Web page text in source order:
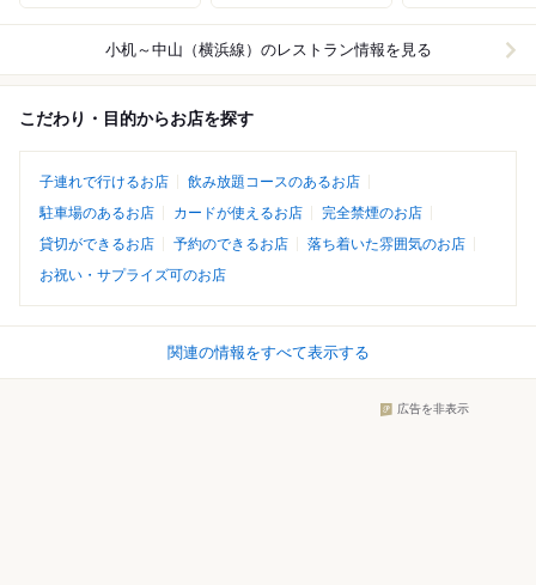
小机～中山（横浜線） のレストラン情報を見る
こだわり・目的からお店を探す
子連れで行けるお店
飲み放題コースのあるお店
駐車場のあるお店
カードが使えるお店
完全禁煙のお店
貸切ができるお店
予約のできるお店
落ち着いた雰囲気のお店
お祝い・サプライズ可のお店
関連の情報をすべて表示する
広告を非表示